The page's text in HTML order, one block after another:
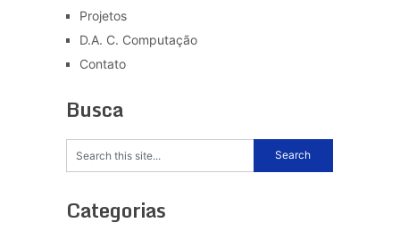
Projetos
D.A. C. Computação
Contato
Busca
Categorias